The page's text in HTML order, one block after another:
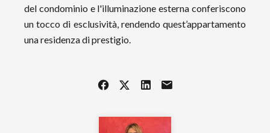
del condominio e l'illuminazione esterna conferiscono
un tocco di esclusività, rendendo quest’appartamento
una residenza di prestigio.